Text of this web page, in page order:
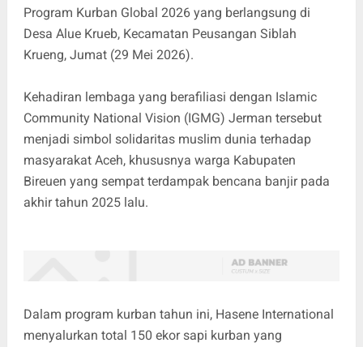
Program Kurban Global 2026 yang berlangsung di
Desa Alue Krueb, Kecamatan Peusangan Siblah
Krueng, Jumat (29 Mei 2026).
Kehadiran lembaga yang berafiliasi dengan Islamic
Community National Vision (IGMG) Jerman tersebut
menjadi simbol solidaritas muslim dunia terhadap
masyarakat Aceh, khususnya warga Kabupaten
Bireuen yang sempat terdampak bencana banjir pada
akhir tahun 2025 lalu.
Dalam program kurban tahun ini, Hasene International
menyalurkan total 150 ekor sapi kurban yang